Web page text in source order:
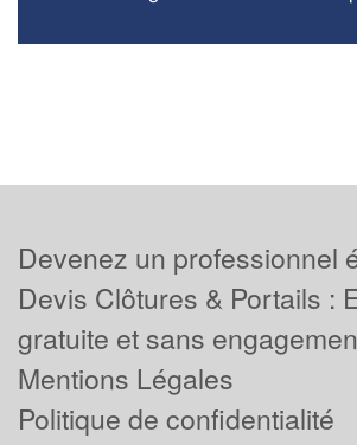
Devenez un professionnel
Devis Clôtures & Portails :
gratuite et sans
Mentions Légales
Politique de confidentialité